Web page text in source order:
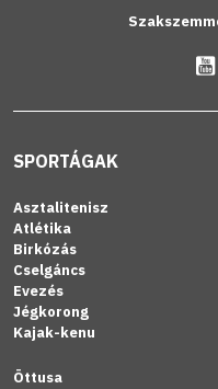
SPORTÁGAK
Asztalitenisz
Atlétika
Birkózás
Cselgáncs
Evezés
Jégkorong
Kajak-kenu
Öttusa